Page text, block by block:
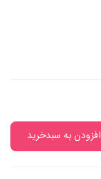
افزودن به سبدخرید